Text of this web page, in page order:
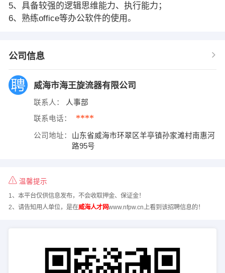
5、具备较强的逻辑思维能力、执行能力；
6、熟练office等办公软件的使用。
公司信息
威海市海王旋流器有限公司
联系人： 人事部
联系电话： ****
公司地址：
山东省威海市环翠区羊亭镇孙家滩村南惠河
路95号
温馨提示
1、本平台仅供信息发布，不会收取押金、保证金！
2、请告知用人单位，是在威海人才网www.nfpw.cn上看到该招聘信息的！